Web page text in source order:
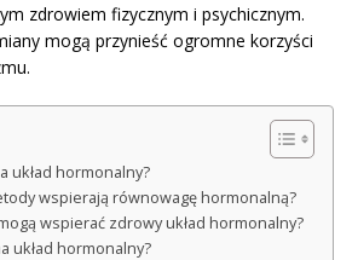
zdrowiem fizycznym i psychicznym.
mogą przynieść ogromne korzyści
układ hormonalny?
wspierają równowagę hormonalną?
wspierać zdrowy układ hormonalny?
układ hormonalny?